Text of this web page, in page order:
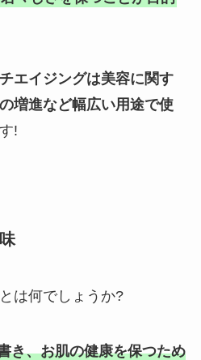
エイジングは美容に関す
増進など幅広い用途で使
!
は何でしょうか?
き、お肌の健康を保つため